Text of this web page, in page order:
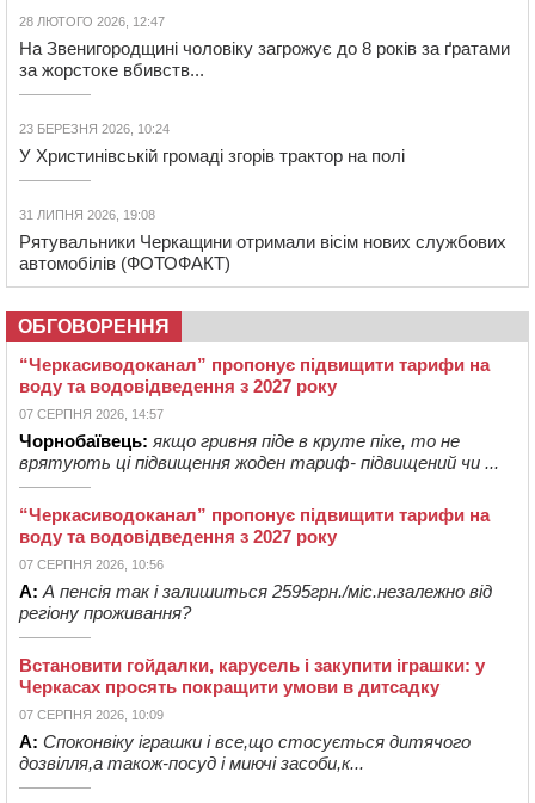
28 ЛЮТОГО 2026, 12:47
На Звенигородщині чоловіку загрожує до 8 років за ґратами
за жорстоке вбивств...
23 БЕРЕЗНЯ 2026, 10:24
У Христинівській громаді згорів трактор на полі
31 ЛИПНЯ 2026, 19:08
Рятувальники Черкащини отримали вісім нових службових
автомобілів (ФОТОФАКТ)
ОБГОВОРЕННЯ
“Черкасиводоканал” пропонує підвищити тарифи на
воду та водовідведення з 2027 року
07 СЕРПНЯ 2026, 14:57
Чорнобаївець: якщо гривня піде в круте піке, то не
врятують ці підвищення жоден тариф- підвищений чи ...
“Черкасиводоканал” пропонує підвищити тарифи на
воду та водовідведення з 2027 року
07 СЕРПНЯ 2026, 10:56
А: А пенсія так і залишиться 2595грн./міс.незалежно від
регіону проживання?
Встановити гойдалки, карусель і закупити іграшки: у
Черкасах просять покращити умови в дитсадку
07 СЕРПНЯ 2026, 10:09
А: Споконвіку іграшки і все,що стосується дитячого
дозвілля,а також-посуд і миючі засоби,к...